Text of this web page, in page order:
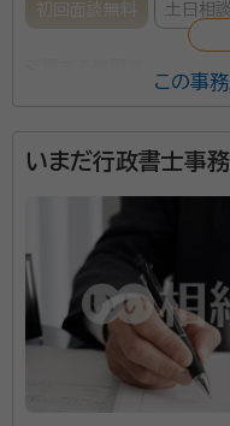
初回面談無料 土日相談
0902758）、東京入国管理
満足度 5.0
【対応エリア】神奈川
出張も無料です。お
判フルカラー8ページ
この事
いまだ行政書士事